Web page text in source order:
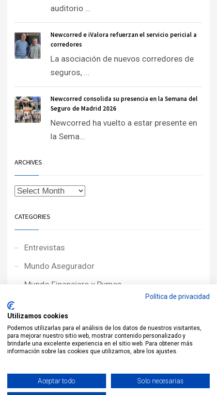
auditorio ...
Newcorred e iValora refuerzan el servicio pericial a
corredores
La asociación de nuevos corredores de
seguros, ...
Newcorred consolida su presencia en la Semana del
Seguro de Madrid 2026
Newcorred ha vuelto a estar presente en
la Sema...
ARCHIVES
CATEGORIES
Entrevistas
Mundo Asegurador
Mundo Financiero y Pymes
Noticias NewcorRED
Protagonistas
Sin categoría
Política de privacidad
Utilizamos cookies
Podemos utilizarlas para el análisis de los datos de nuestros visitantes,
para mejorar nuestro sitio web, mostrar contenido personalizado y
brindarle una excelente experiencia en el sitio web. Para obtener más
información sobre las cookies que utilizamos, abre los ajustes.
Aceptar todo Solo necesarias